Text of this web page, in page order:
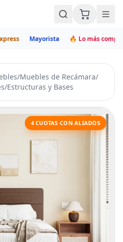
Mayorista 🔥 Lo más
/Muebles de Recámara/
/Estructuras y Bases
4 CUOTAS CON ALIADOS